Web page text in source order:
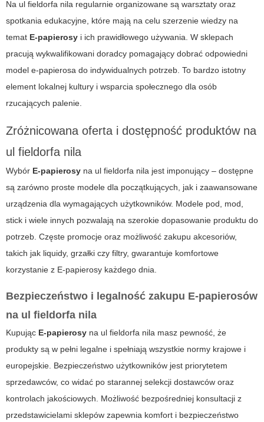
Na ul fieldorfa nila regularnie organizowane są warsztaty oraz
spotkania edukacyjne, które mają na celu szerzenie wiedzy na
temat E-papierosy i ich prawidłowego używania. W sklepach
pracują wykwalifikowani doradcy pomagający dobrać odpowiedni
model e-papierosa do indywidualnych potrzeb. To bardzo istotny
element lokalnej kultury i wsparcia społecznego dla osób
rzucających palenie.
Zróżnicowana oferta i dostępność produktów na
ul fieldorfa nila
Wybór E-papierosy na ul fieldorfa nila jest imponujący – dostępne
są zarówno proste modele dla początkujących, jak i zaawansowane
urządzenia dla wymagających użytkowników. Modele pod, mod,
stick i wiele innych pozwalają na szerokie dopasowanie produktu do
potrzeb. Częste promocje oraz możliwość zakupu akcesoriów,
takich jak liquidy, grzałki czy filtry, gwarantuje komfortowe
korzystanie z E-papierosy każdego dnia.
Bezpieczeństwo i legalność zakupu E-papierosów
na ul fieldorfa nila
Kupując E-papierosy na ul fieldorfa nila masz pewność, że
produkty są w pełni legalne i spełniają wszystkie normy krajowe i
europejskie. Bezpieczeństwo użytkowników jest priorytetem
sprzedawców, co widać po starannej selekcji dostawców oraz
kontrolach jakościowych. Możliwość bezpośredniej konsultacji z
przedstawicielami sklepów zapewnia komfort i bezpieczeństwo